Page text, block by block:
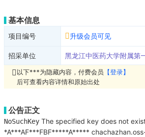
基本信息
项目编号 升级会员可见
招采单位 黑龙江中医药大学附属第
以下***为隐藏内容，付费会员 【登录】
后可查看内容详情和原始出处
公告正文
NoSuchKey The specified key does not
*A***AF***FBF*****A*****